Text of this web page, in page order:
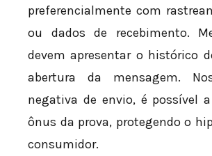
preferencialmente com
ou dados de recebimento.
devem apresentar o histórico
abertura da mensagem.
negativa de envio, é possível
ônus da prova, protegendo o
consumidor.